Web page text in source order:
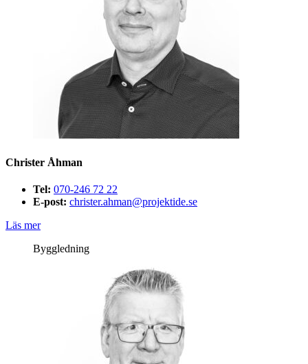
Christer Åhman
Tel: 070-246 72 22
E-post: christer.ahman@projektide.se
Läs mer
Byggledning